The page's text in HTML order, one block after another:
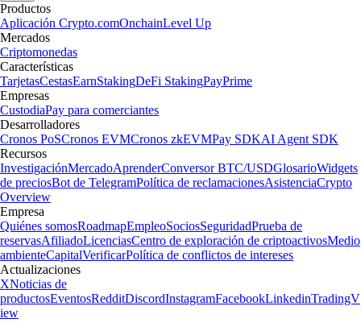
Productos
Aplicación Crypto.comOnchainLevel Up
Mercados
Criptomonedas
Características
TarjetasCestasEarnStakingDeFi StakingPayPrime
Empresas
CustodiaPay para comerciantes
Desarrolladores
Cronos PoSCronos EVMCronos zkEVMPay SDKAI Agent SDK
Recursos
InvestigaciónMercadoAprenderConversor BTC/USDGlosarioWidgets
de preciosBot de TelegramPolítica de reclamacionesAsistenciaCrypto
Overview
Empresa
Quiénes somosRoadmapEmpleoSociosSeguridadPrueba de
reservasAfiliadoLicenciasCentro de exploración de criptoactivosMedio
ambienteCapitalVerificarPolítica de conflictos de intereses
Actualizaciones
XNoticias de
productosEventosRedditDiscordInstagramFacebookLinkedinTradingV
iew